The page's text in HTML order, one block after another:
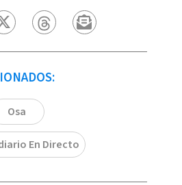
Osa
En Directo